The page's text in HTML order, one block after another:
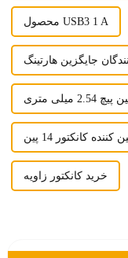
محصول USB3 1 A
جایگزین هارتینگ
متری
کننده کانکتور 14 پین
خرید کانکتور زاویه